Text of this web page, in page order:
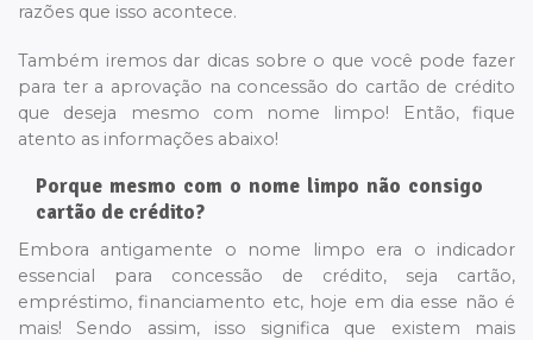
razões que isso acontece.
Também iremos dar dicas sobre o que você pode fazer
para ter a aprovação na concessão do cartão de crédito
que deseja mesmo com nome limpo! Então, fique
atento as informações abaixo!
Porque mesmo com o nome limpo não consigo
cartão de crédito?
Embora antigamente o nome limpo era o indicador
essencial para concessão de crédito, seja cartão,
empréstimo, financiamento etc, hoje em dia esse não é
mais! Sendo assim, isso significa que existem mais